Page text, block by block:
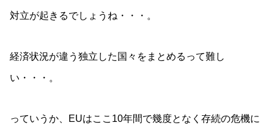
対立が起きるでしょうね・・・。
経済状況が違う独立した国々をまとめるって難し
い・・・。
っていうか、EUはここ10年間で幾度となく存続の危機に